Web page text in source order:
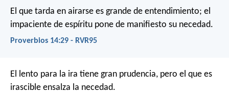
El que tarda en airarse es grande de entendimiento; el
impaciente de espíritu pone de manifiesto su necedad.
Proverbios 14:29 - RVR95
El lento para la ira tiene gran prudencia, pero el que es
irascible ensalza la necedad.